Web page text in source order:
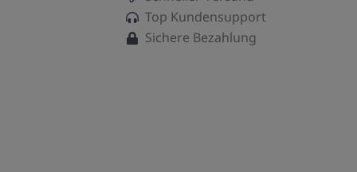
Top Kundensupport
Sichere Bezahlung